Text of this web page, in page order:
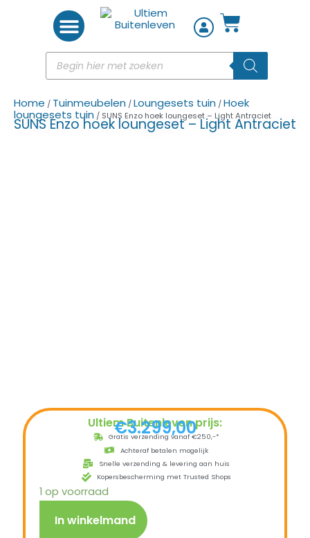
Home / Tuinmeubelen /Loungesets tuin /Hoek
loungesets tuin / SUNS Enzo hoek loungeset – Light Antraciet
SUNS Enzo hoek loungeset – Light Antraciet
Ultiem Buitenleven prijs:
€3.299,00
Gratis verzending vanaf €250,-*
Achteraf betalen mogelijk
Snelle verzending & levering aan huis
Kopersbescherming met Trusted Shops
1 op voorraad
In winkelmand